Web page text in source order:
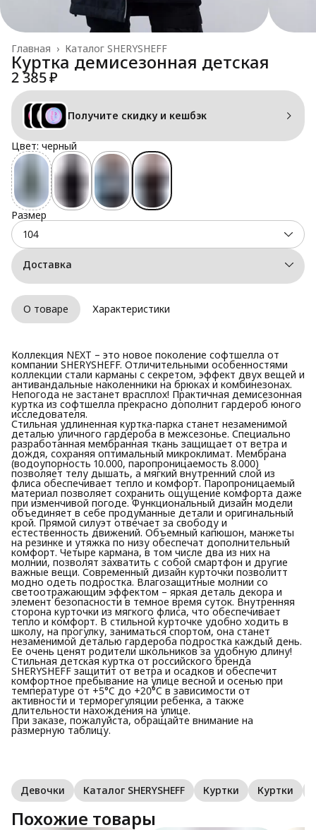
Каталог SHERYSHEFF
Главная ›
Куртка демисезонная детская
2 385 ₽
Получите скидку и кешбэк
Цвет: черный
Размер
104
Доставка
О товаре Характеристики
Коллекция NEXT – это новое поколение софтшелла от
компании SHERYSHEFF. Отличительными особенностями
коллекции стали карманы с секретом, эффект двух вещей и
антивандальные наколенники на брюках и комбинезонах.
Непогода не застанет врасплох! Практичная демисезонная
куртка из софтшелла прекрасно дополнит гардероб юного
исследователя.
Стильная удлиненная куртка-парка станет незаменимой
деталью уличного гардероба в межсезонье. Специально
разработанная мембранная ткань защищает от ветра и
дождя, сохраняя оптимальный микроклимат. Мембрана
(водоупорность 10.000, паропроницаемость 8.000)
позволяет телу дышать, а мягкий внутренний слой из
флиса обеспечивает тепло и комфорт. Паропроницаемый
материал позволяет сохранить ощущение комфорта даже
при изменчивой погоде. Функциональный дизайн модели
объединяет в себе продуманные детали и оригинальный
крой. Прямой силуэт отвечает за свободу и
естественность движений. Объемный капюшон, манжеты
на резинке и утяжка по низу обеспечат дополнительный
комфорт. Четыре кармана, в том числе два из них на
молнии, позволят захватить с собой смартфон и другие
важные вещи. Современный дизайн курточки позволитт
модно одеть подростка. Влагозащитные молнии со
светоотражающим эффектом – яркая деталь декора и
элемент безопасности в темное время суток. Внутренняя
сторона курточки из мягкого флиса, что обеспечивает
тепло и комфорт. В стильной курточке удобно ходить в
школу, на прогулку, заниматься спортом, она станет
незаменимой деталью гардероба подростка каждый день.
Ее очень ценят родители школьников за удобную длину!
Стильная детская куртка от российского бренда
SHERYSHEFF защитит от ветра и осадков и обеспечит
комфортное пребывание на улице весной и осенью при
температуре от +5°C до +20°C в зависимости от
активности и терморегуляции ребенка, а также
длительности нахождения на улице.
При заказе, пожалуйста, обращайте внимание на
размерную таблицу.
Девочки Каталог SHERYSHEFF Куртки Куртки
Похожие товары